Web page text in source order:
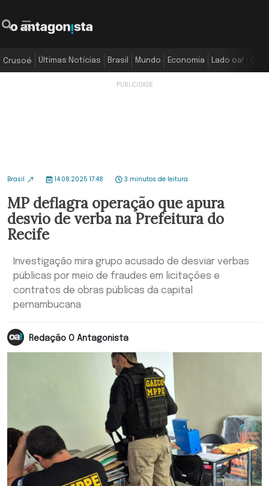
Crusoé Últimas Notícias Brasil Mundo Economia Lado oa!
Brasil 14.08.2025 17:48 3 minutos de leitura
MP deflagra operação que apura
desvio de verba na Prefeitura do
Recife
Investigação mira grupo acusado de desviar verbas
públicas por meio de fraudes em licitações e
contratos de obras públicas da capital
pernambucana
Redação O Antagonista